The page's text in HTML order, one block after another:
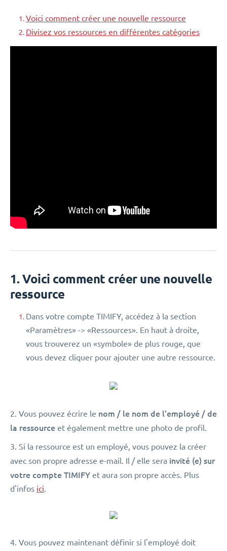
Voici comment créer une nouvelle ressource
Divisez vos ressources en différentes catégories
1. Voici comment créer une nouvelle
ressource
Dans votre compte TIMIFY, accédez à la section
«Paramètres» -> «Ressources». En haut à droite,
vous trouverez un «symbole» de plus rouge, que
vous devez cliquer pour ajouter une autre ressource.
2. Vous pouvez écrire le nom / le nom de l'employé / de
la ressource et également mettre une photo de profil.
3. Si la ressource est un employé, vous pouvez la créer
avec son propre adresse e-mail. Il / elle sera invité (e) sur
votre compte TIMIFY et aura son propre accès. Plus
d'infos ici.
4. Vous pouvez maintenant définir si l'employé doit